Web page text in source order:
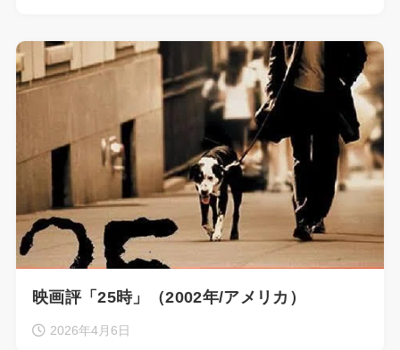
映画評「25時」（2002年/アメリカ）
2026年4月6日